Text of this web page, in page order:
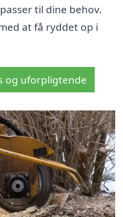
til dine behov.
at få ryddet op i
og uforpligtende